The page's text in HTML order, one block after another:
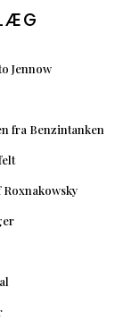
Jennow
fra Benzintanken